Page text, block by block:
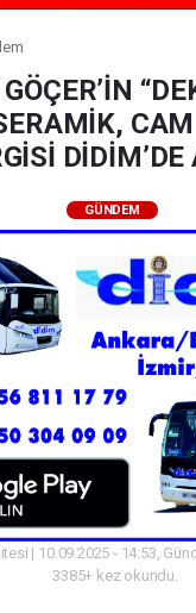
DİDİM’DE
GÜNDEM
| 10.09.2025 - 14:53,
3385+ kez okundu.